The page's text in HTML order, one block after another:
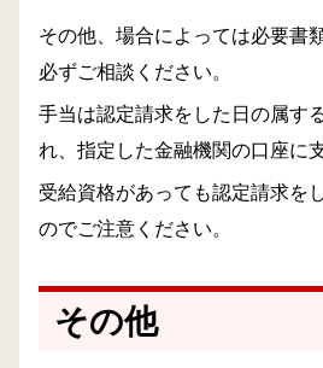
その他、場合によっては必要書
必ずご相談ください。
手当は認定請求をした日の属す
れ、指定した金融機関の口座に
受給資格があっても認定請求を
のでご注意ください。
その他